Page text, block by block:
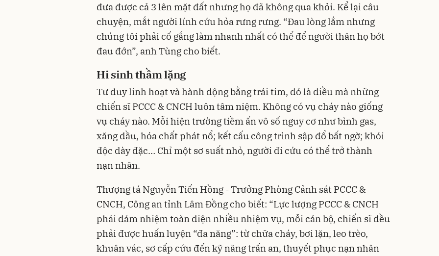
đưa được cả 3 lên mặt đất nhưng họ đã không qua khỏi. Kể lại câu
chuyện, mắt người lính cứu hỏa rưng rưng. “Đau lòng lắm nhưng
chúng tôi phải cố gắng làm nhanh nhất có thể để người thân họ bớt
đau đớn”, anh Tùng cho biết.
Hi sinh thầm lặng
Tư duy linh hoạt và hành động bằng trái tim, đó là điều mà những
chiến sĩ PCCC & CNCH luôn tâm niệm. Không có vụ cháy nào giống
vụ cháy nào. Mỗi hiện trường tiềm ẩn vô số nguy cơ như bình gas,
xăng dầu, hóa chất phát nổ; kết cấu công trình sập đổ bất ngờ; khói
độc dày đặc… Chỉ một sơ suất nhỏ, người đi cứu có thể trở thành
nạn nhân.
Thượng tá Nguyễn Tiến Hồng - Trưởng Phòng Cảnh sát PCCC &
CNCH, Công an tỉnh Lâm Đồng cho biết: “Lực lượng PCCC & CNCH
phải đảm nhiệm toàn diện nhiều nhiệm vụ, mỗi cán bộ, chiến sĩ đều
phải được huấn luyện “đa năng”: từ chữa cháy, bơi lặn, leo trèo,
khuân vác, sơ cấp cứu đến kỹ năng trấn an, thuyết phục nạn nhân